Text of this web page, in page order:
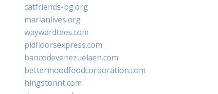
catfriends-bg.org
marianlives.org
waywardtees.com
pidfloorsexpress.com
bancodevenezuelaen.com
bettermoodfoodcorporation.com
hingstonnt.com